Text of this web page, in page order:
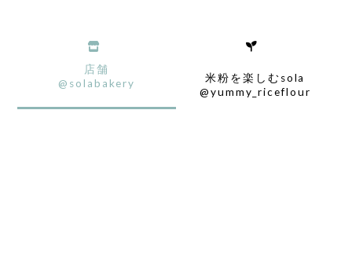
店舗
@solabakery
米粉を楽しむsola
@yummy_riceflour